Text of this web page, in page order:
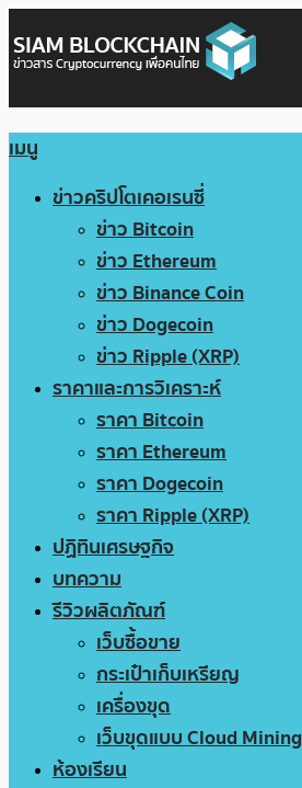
เมนู
ข่าวคริปโตเคอเรนซี่
ข่าว Bitcoin
ข่าว Ethereum
ข่าว Binance Coin
ข่าว Dogecoin
ข่าว Ripple (XRP)
ราคาและการวิเคราะห์
ราคา Bitcoin
ราคา Ethereum
ราคา Dogecoin
ราคา Ripple (XRP)
ปฏิทินเศรษฐกิจ
บทความ
รีวิวผลิตภัณฑ์
เว็บซื้อขาย
กระเป๋าเก็บเหรียญ
เครื่องขุด
เว็บขุดแบบ Cloud Mining
ห้องเรียน